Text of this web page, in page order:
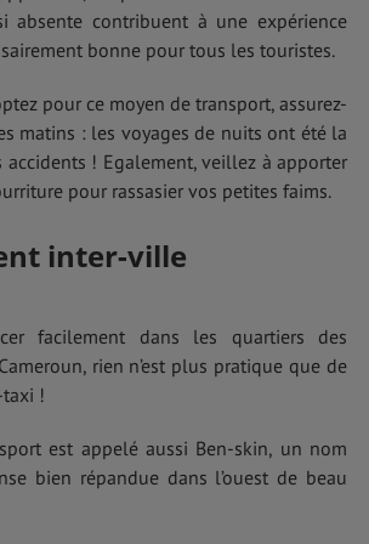
absente contribuent à une expérience
bonne pour tous les touristes.
pour ce moyen de transport, assurez-
matins : les voyages de nuits ont été la
accidents ! Egalement, veillez à apporter
pour rassasier vos petites faims.
inter-ville
facilement dans les quartiers des
rien n’est plus pratique que de
!
est appelé aussi Ben-skin, un nom
bien répandue dans l’ouest de beau